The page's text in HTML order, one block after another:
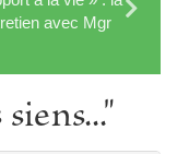
avec Mgr